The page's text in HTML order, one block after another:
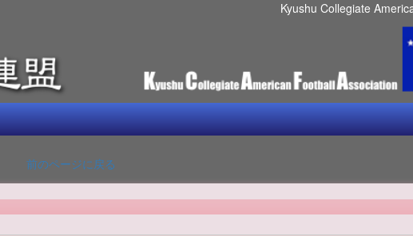
Kyushu Collegiate
前のページに戻る